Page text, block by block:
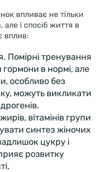
впливає не тільки
але і спосіб життя в
вплив:
Помірні тренування
в нормі, але
особливо без
можуть викликати
вітамінів групи
синтез жіночих
цукру і
розвитку